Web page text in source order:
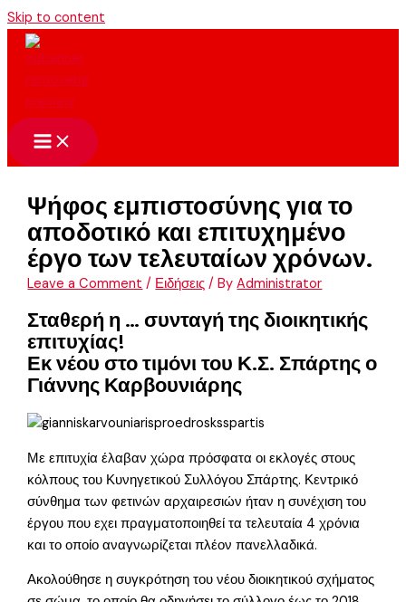
Skip to content
Ψήφος εμπιστοσύνης για το
αποδοτικό και επιτυχημένο
έργο των τελευταίων χρόνων.
Leave a Comment / Ειδήσεις / ByAdministrator
Σταθερή η … συνταγή της διοικητικής
επιτυχίας!
Εκ νέου στο τιμόνι του Κ.Σ. Σπάρτης ο
Γιάννης Καρβουνιάρης
Με επιτυχία έλαβαν χώρα πρόσφατα οι εκλογές στους
κόλπους του Κυνηγετικού Συλλόγου Σπάρτης. Κεντρικό
σύνθημα των φετινών αρχαιρεσιών ήταν η συνέχιση του
έργου που εχει πραγματοποιηθεί τα τελευταία 4 χρόνια
και το οποίο αναγνωρίζεται πλέον πανελλαδικά.
Ακολούθησε η συγκρότηση του νέου διοικητικού σχήματος